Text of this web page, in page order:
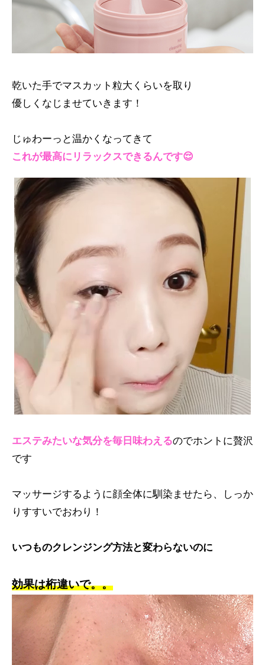
乾いた手でマスカット粒大くらいを取り
優しくなじませていきます！
じゅわーっと温かくなってきて
これが最高にリラックスできるんです😌
エステみたいな気分を毎日味わえるのでホントに贅沢
です
マッサージするように顔全体に馴染ませたら、しっか
りすすいでおわり！
いつものクレンジング方法と変わらないのに
効果は桁違いで。。